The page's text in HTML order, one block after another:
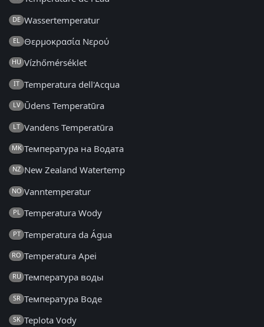
DE Wassertemperatur
EL Θερμοκρασία Νερού
HU Vízhőmérséklet
IT Temperatura dell'Acqua
LV Ūdens Temperatūra
LT Vandens Temperatūra
MK Температура на Водата
NZ New Zealand Watertemp
NO Vanntemperatur
PL Temperatura Wody
PT Temperatura da Água
RO Temperatura Apei
RU Температура воды
SR Температура Воде
SK Teplota Vody